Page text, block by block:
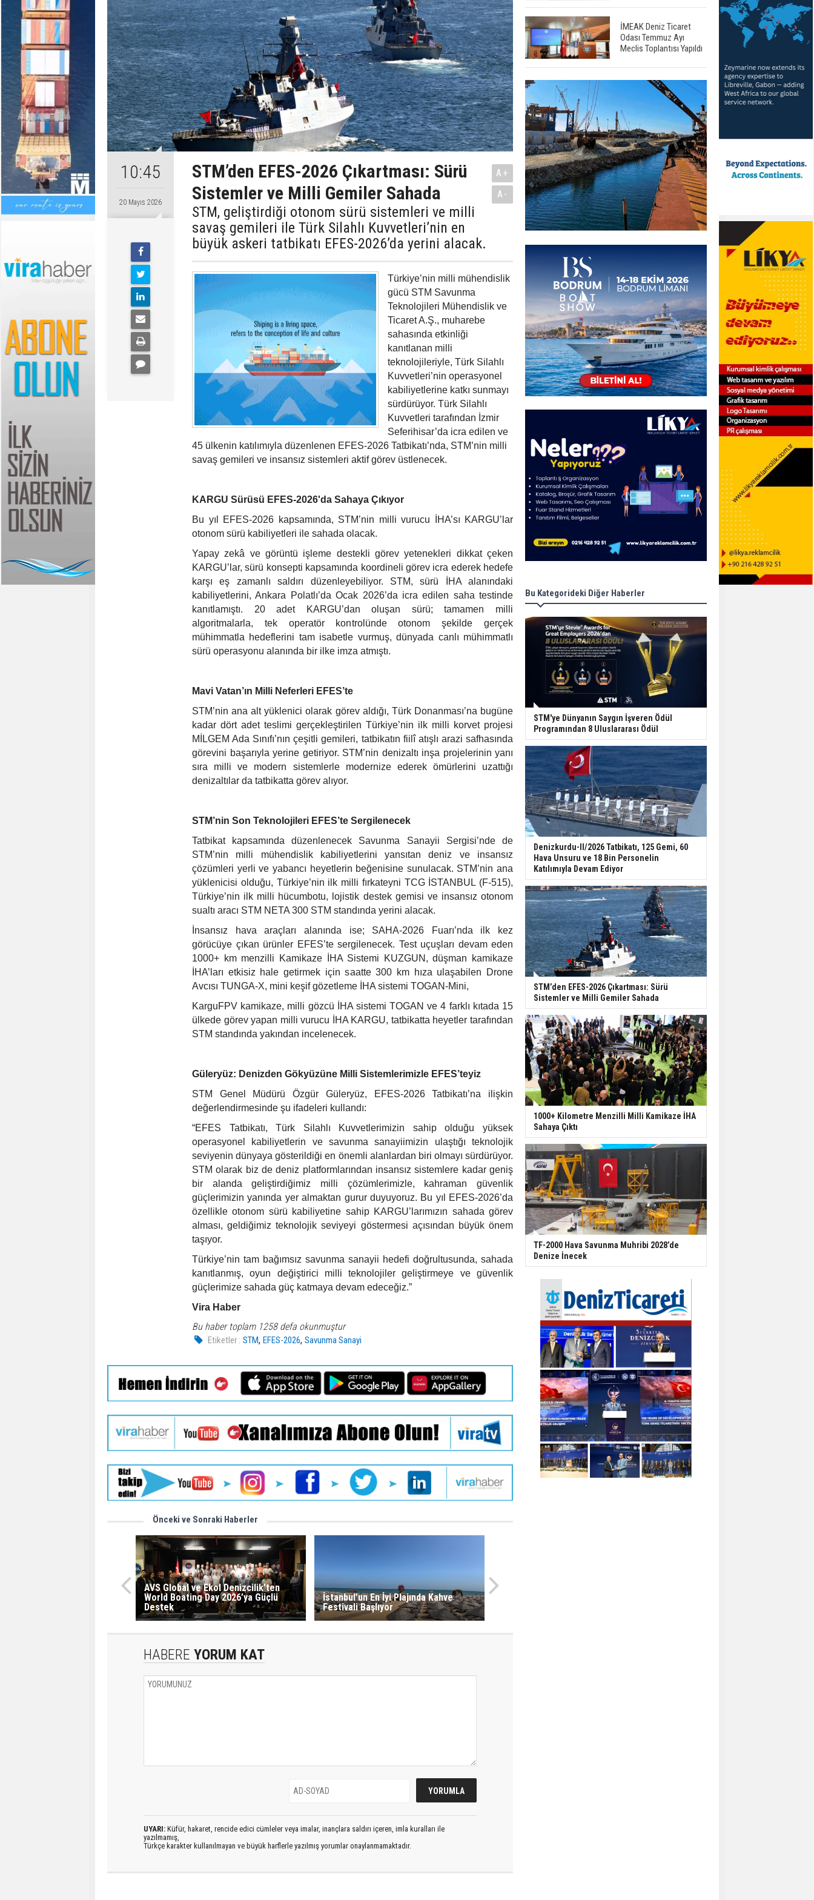
10:45
20 Mayıs 2026
STM’den EFES-2026 Çıkartması: Sürü
Sistemler ve Milli Gemiler Sahada
STM, geliştirdiği otonom sürü sistemleri ve milli
savaş gemileri ile Türk Silahlı Kuvvetleri’nin en
büyük askeri tatbikatı EFES-2026’da yerini alacak.
A+
A-
Türkiye’nin milli mühendislik
gücü STM Savunma
Teknolojileri Mühendislik ve
Ticaret A.Ş., muharebe
sahasında etkinliği
kanıtlanan milli
teknolojileriyle, Türk Silahlı
Kuvvetleri’nin operasyonel
kabiliyetlerine katkı sunmayı
sürdürüyor. Türk Silahlı
Kuvvetleri tarafından İzmir
Seferihisar’da icra edilen ve
45 ülkenin katılımıyla düzenlenen EFES-2026 Tatbikatı’nda, STM’nin milli
savaş gemileri ve insansız sistemleri aktif görev üstlenecek.
KARGU Sürüsü EFES-2026'da Sahaya Çıkıyor
Bu yıl EFES-2026 kapsamında, STM’nin milli vurucu İHA’sı KARGU’lar
otonom sürü kabiliyetleri ile sahada olacak.
Yapay zekâ ve görüntü işleme destekli görev yetenekleri dikkat çeken
KARGU’lar, sürü konsepti kapsamında koordineli görev icra ederek hedefe
karşı eş zamanlı saldırı düzenleyebiliyor. STM, sürü İHA alanındaki
kabiliyetlerini, Ankara Polatlı’da Ocak 2026’da icra edilen saha testinde
kanıtlamıştı. 20 adet KARGU’dan oluşan sürü; tamamen milli
algoritmalarla, tek operatör kontrolünde otonom şekilde gerçek
mühimmatla hedeflerini tam isabetle vurmuş, dünyada canlı mühimmatlı
sürü operasyonu alanında bir ilke imza atmıştı.
Mavi Vatan’ın Milli Neferleri EFES’te
STM’nin ana alt yüklenici olarak görev aldığı, Türk Donanması’na bugüne
kadar dört adet teslimi gerçekleştirilen Türkiye’nin ilk milli korvet projesi
MİLGEM Ada Sınıfı’nın çeşitli gemileri, tatbikatın fiilî atışlı arazi safhasında
görevini başarıyla yerine getiriyor. STM’nin denizaltı inşa projelerinin yanı
sıra milli ve modern sistemlerle modernize ederek ömürlerini uzattığı
denizaltılar da tatbikatta görev alıyor.
STM’nin Son Teknolojileri EFES’te Sergilenecek
Tatbikat kapsamında düzenlenecek Savunma Sanayii Sergisi’nde de
STM’nin milli mühendislik kabiliyetlerini yansıtan deniz ve insansız
çözümleri yerli ve yabancı heyetlerin beğenisine sunulacak. STM’nin ana
yüklenicisi olduğu, Türkiye’nin ilk milli fırkateyni TCG İSTANBUL (F-515),
Türkiye’nin ilk milli hücumbotu, lojistik destek gemisi ve insansız otonom
sualtı aracı STM NETA 300 STM standında yerini alacak.
İnsansız hava araçları alanında ise; SAHA-2026 Fuarı’nda ilk kez
görücüye çıkan ürünler EFES’te sergilenecek. Test uçuşları devam eden
1000+ km menzilli Kamikaze İHA Sistemi KUZGUN, düşman kamikaze
İHA’ları etkisiz hale getirmek için saatte 300 km hıza ulaşabilen Drone
Avcısı TUNGA-X, mini keşif gözetleme İHA sistemi TOGAN-Mini,
KarguFPV kamikaze, milli gözcü İHA sistemi TOGAN ve 4 farklı kıtada 15
ülkede görev yapan milli vurucu İHA KARGU, tatbikatta heyetler tarafından
STM standında yakından incelenecek.
Güleryüz: Denizden Gökyüzüne Milli Sistemlerimizle EFES’teyiz
STM Genel Müdürü Özgür Güleryüz, EFES-2026 Tatbikatı’na ilişkin
değerlendirmesinde şu ifadeleri kullandı:
“EFES Tatbikatı, Türk Silahlı Kuvvetlerimizin sahip olduğu yüksek
operasyonel kabiliyetlerin ve savunma sanayiimizin ulaştığı teknolojik
seviyenin dünyaya gösterildiği en önemli alanlardan biri olmayı sürdürüyor.
STM olarak biz de deniz platformlarından insansız sistemlere kadar geniş
bir alanda geliştirdiğimiz milli çözümlerimizle, kahraman güvenlik
güçlerimizin yanında yer almaktan gurur duyuyoruz. Bu yıl EFES-2026’da
özellikle otonom sürü kabiliyetine sahip KARGU’larımızın sahada görev
alması, geldiğimiz teknolojik seviyeyi göstermesi açısından büyük önem
taşıyor.
Türkiye’nin tam bağımsız savunma sanayii hedefi doğrultusunda, sahada
kanıtlanmış, oyun değiştirici milli teknolojiler geliştirmeye ve güvenlik
güçlerimize sahada güç katmaya devam edeceğiz.”
Vira Haber
Bu haber toplam 1258 defa okunmuştur
Etiketler : STM,EFES-2026,Savunma Sanayi
Önceki ve Sonraki Haberler
AVS Global ve Ekol Denizcilik’ten
World Boating Day 2026’ya Güçlü
Destek
İstanbul’un En İyi Plajında Kahve
Festivali Başlıyor
HABERE YORUM KAT
UYARI: Küfür, hakaret, rencide edici cümleler veya imalar, inançlara saldırı içeren, imla kuralları ile
yazılmamış,
Türkçe karakter kullanılmayan ve büyük harflerle yazılmış yorumlar onaylanmamaktadır.
İMEAK Deniz Ticaret
Odası Temmuz Ayı
Meclis Toplantısı Yapıldı
Bu Kategorideki Diğer Haberler
STM'ye Dünyanın Saygın İşveren Ödül
Programından 8 Uluslararası Ödül
Denizkurdu-II/2026 Tatbikatı, 125 Gemi, 60
Hava Unsuru ve 18 Bin Personelin
Katılımıyla Devam Ediyor
STM’den EFES-2026 Çıkartması: Sürü
Sistemler ve Milli Gemiler Sahada
1000+ Kilometre Menzilli Milli Kamikaze İHA
Sahaya Çıktı
TF-2000 Hava Savunma Muhribi 2028’de
Denize İnecek